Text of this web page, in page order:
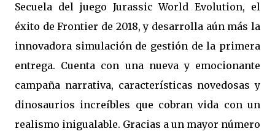
Secuela del juego Jurassic World Evolution, el
éxito de Frontier de 2018, y desarrolla aún más la
innovadora simulación de gestión de la primera
entrega. Cuenta con una nueva y emocionante
campaña narrativa, características novedosas y
dinosaurios increíbles que cobran vida con un
realismo inigualable. Gracias a un mayor número